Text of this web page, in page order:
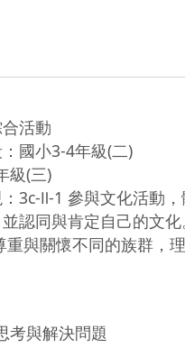
活動
國小3-4年級(二)
級(三)
3c-Ⅱ-1 參與文化活動
認同與肯定自己的文化
與關懷不同的族群，
考與解決問題